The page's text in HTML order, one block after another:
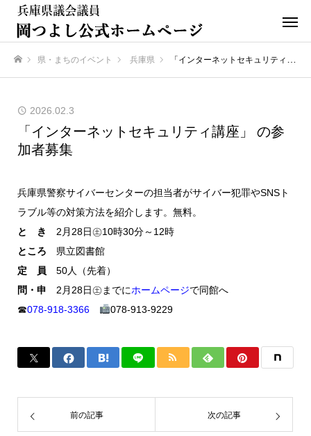
県・まちのイベント 兵庫県 「インターネットセキュリティ講座」 の参加者募集
2026.02.3
「インターネットセキュリティ講座」 の参
加者募集
兵庫県警察サイバーセンターの担当者がサイバー犯罪やSNSト
ラブル等の対策方法を紹介します。無料。
と き
2月28日㊏10時30分～12時
ところ 県立図書館
定 員 50人（先着）
問・申 2月28日㊏までにホームページで同館へ
☎078-918-3366 078-913-9229
前の記事 次の記事